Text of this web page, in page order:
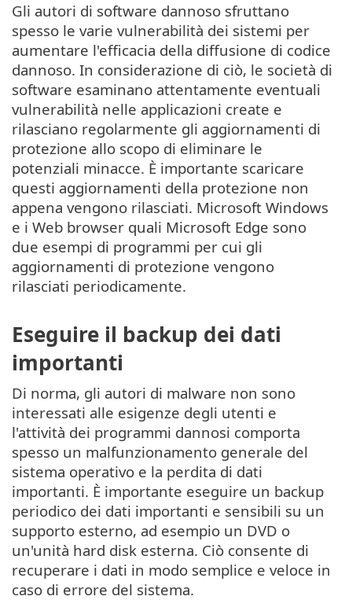
Gli autori di software dannoso sfruttano
spesso le varie vulnerabilità dei sistemi per
aumentare l'efficacia della diffusione di codice
dannoso. In considerazione di ciò, le società di
software esaminano attentamente eventuali
vulnerabilità nelle applicazioni create e
rilasciano regolarmente gli aggiornamenti di
protezione allo scopo di eliminare le
potenziali minacce. È importante scaricare
questi aggiornamenti della protezione non
appena vengono rilasciati. Microsoft Windows
e i Web browser quali Microsoft Edge sono
due esempi di programmi per cui gli
aggiornamenti di protezione vengono
rilasciati periodicamente.
Eseguire il backup dei dati
importanti
Di norma, gli autori di malware non sono
interessati alle esigenze degli utenti e
l'attività dei programmi dannosi comporta
spesso un malfunzionamento generale del
sistema operativo e la perdita di dati
importanti. È importante eseguire un backup
periodico dei dati importanti e sensibili su un
supporto esterno, ad esempio un DVD o
un'unità hard disk esterna. Ciò consente di
recuperare i dati in modo semplice e veloce in
caso di errore del sistema.